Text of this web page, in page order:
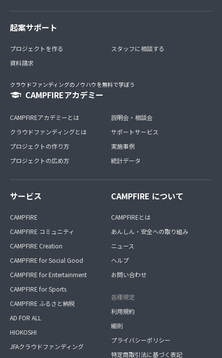
起案サポート
プロジェクトを作る
資料請求
スタッフに相談する
クラウドファンディングのノウハウを無料で学ぼう
CAMPFIREアカデミー
CAMPFIREアカデミーとは
クラウドファンディングとは
プロジェクトの作り方
プロジェクトの広め方
説明会・相談会
サポートサービス
実施事例
統計データ
サービス
CAMPFIRE
CAMPFIRE コミュニティ
CAMPFIRE Creation
CAMPFIRE for Social Good
CAMPFIRE for Entertainment
CAMPFIRE for Sports
CAMPFIRE ふるさと納税
AD FOR ALL
HIOKOSHI
JFAクラウドファンディング
CAMPFIRE について
CAMPFIREとは
あんしん・安全への取り組み
ニュース
ヘルプ
お問い合わせ
各種規定
利用規約
細則
プライバシーポリシー
特定商取引法に基づく表記